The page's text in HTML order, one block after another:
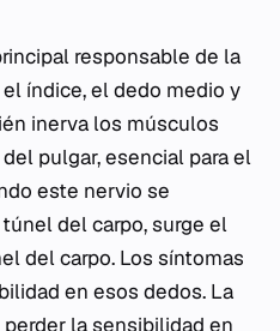
responsable de la
índice, el dedo medio y
inerva los músculos
pulgar, esencial para el
este nervio se
del carpo, surge el
del carpo. Los síntomas
en esos dedos. La
la sensibilidad en